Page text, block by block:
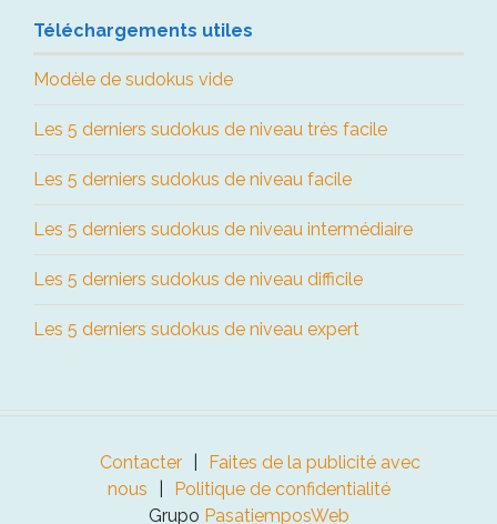
Téléchargements utiles
Modèle de sudokus vide
Les 5 derniers sudokus de niveau très facile
Les 5 derniers sudokus de niveau facile
Les 5 derniers sudokus de niveau intermédiaire
Les 5 derniers sudokus de niveau difficile
Les 5 derniers sudokus de niveau expert
Contacter
Faites de la publicité avec
nous
Politique de confidentialité
Grupo PasatiemposWeb